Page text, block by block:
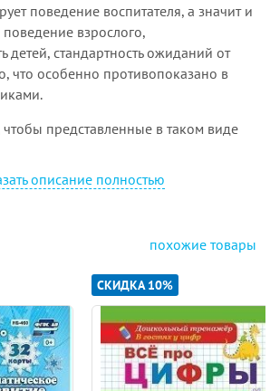
поведение воспитателя, а значит и
взрослого,
детей, стандартность ожиданий от
что особенно противопоказано в
чтобы представленные в таком виде
Чтобы сам воспитатель
варианты работы выполнят свою
если помогут появлению
мыслей, связанных с
детей в конкретной группе
мы показываем возможности
занятий с использованием
описание полностью
похожие товары
СКИДКА 10%